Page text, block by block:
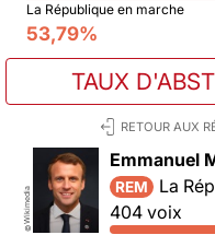
La République en marche
53,79%
TAUX
RETOUR AUX
©
Wikimedia
Emmanuel
REM
La
404 voix